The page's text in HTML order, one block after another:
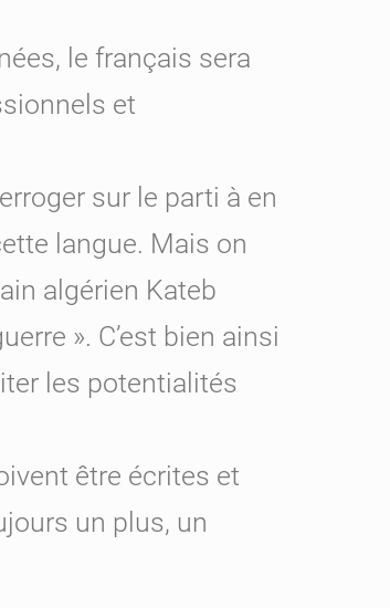
le français sera
et
sur le parti à en
langue. Mais on
algérien Kateb
». C’est bien ainsi
les potentialités
être écrites et
un plus, un